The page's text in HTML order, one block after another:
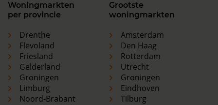
Woningmarkten
per provincie
Drenthe
Flevoland
Friesland
Gelderland
Groningen
Limburg
Noord-Brabant
Grootste
woningmarkten
Amsterdam
Den Haag
Rotterdam
Utrecht
Groningen
Eindhoven
Tilburg